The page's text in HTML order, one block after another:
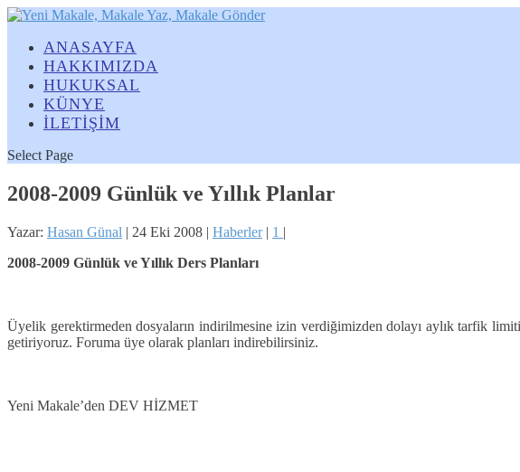
ANASAYFA
HAKKIMIZDA
HUKUKSAL
KÜNYE
İLETİŞİM
Select Page
2008-2009 Günlük ve Yıllık Planlar
Yazar: Hasan Günal | 24 Eki 2008 | Haberler| 1 |
2008-2009 Günlük ve Yıllık Ders Planları
Üyelik gerektirmeden dosyaların indirilmesine izin verdiğimizden dolayı aylık tarfik
getiriyoruz. Foruma üye olarak planları indirebilirsiniz.
Yeni Makale’den DEV HİZMET